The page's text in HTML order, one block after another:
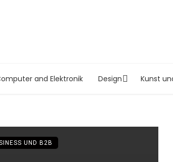
and Elektronik Design Kunst
UND B2B